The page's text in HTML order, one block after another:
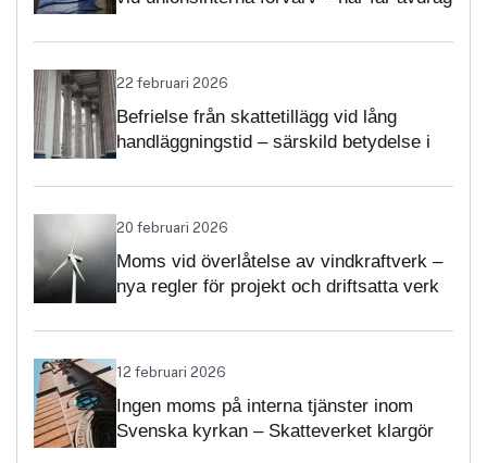
22 februari 2026
Befrielse från skattetillägg vid lång
handläggningstid – särskild betydelse i
20 februari 2026
Moms vid överlåtelse av vindkraftverk –
nya regler för projekt och driftsatta verk
12 februari 2026
Ingen moms på interna tjänster inom
Svenska kyrkan – Skatteverket klargör